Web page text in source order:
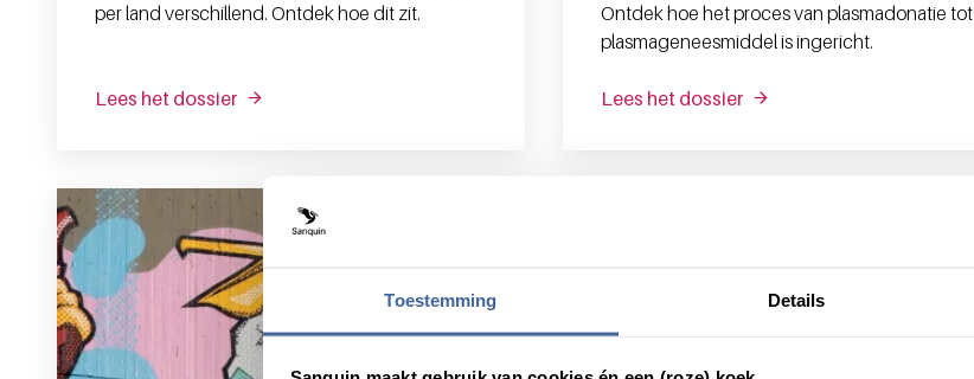
Toestemming Details
per land verschillend. Ontdek hoe dit zit.
Lees het dossier
Ontdek hoe het proces van plasmadonatie tot
plasmageneesmiddel is ingericht.
Lees het dossier